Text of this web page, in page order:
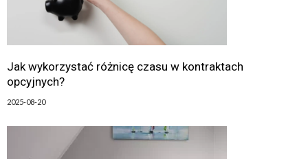
Jak wykorzystać różnicę czasu w kontraktach
opcyjnych?
2025-08-20